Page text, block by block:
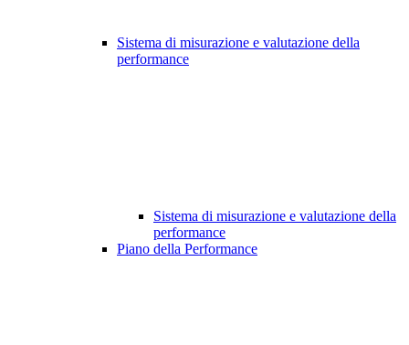
Sistema di misurazione e valutazione della
performance
Sistema di misurazione e valutazione della
performance
Piano della Performance